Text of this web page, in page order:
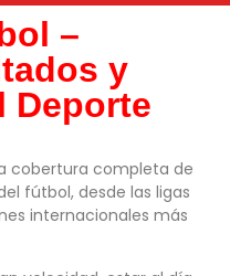
Un altre any més toca renovar i buidar les butxaques
–
y
Deporte
cobertura completa de
fútbol, desde las ligas
internacionales más